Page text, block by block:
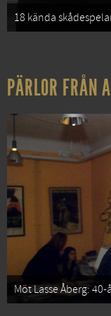
18 kända
PÄRLOR FRÅN
Möt Lasse Åberg: